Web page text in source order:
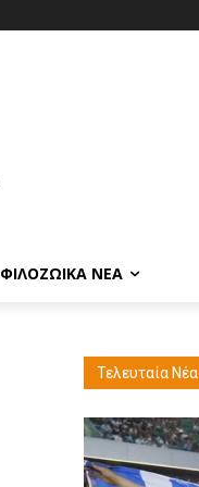
ΦΙΛΟΖΩΙΚΆ ΝΈΑ
Τελευταία Νέα